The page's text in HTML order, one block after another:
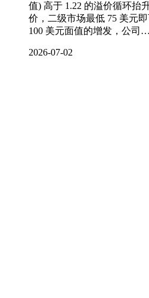
值) 高于 1.22 的溢价循环抬
价，二级市场最低 75 美元
100 美元面值的增发，公司…
2026-07-02